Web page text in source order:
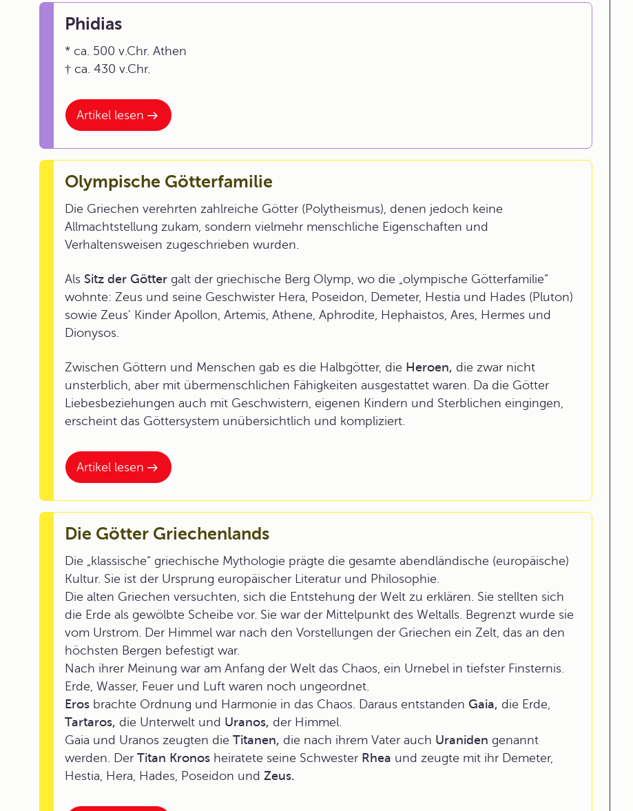
Artikel lesen
Phidias
* ca. 500 v.Chr. Athen
† ca. 430 v.Chr.
Artikel lesen
Olympische Götterfamilie
Die Griechen verehrten zahlreiche Götter (Polytheismus), denen jedoch keine
Allmachtstellung zukam, sondern vielmehr menschliche Eigenschaften und
Verhaltensweisen zugeschrieben wurden.
Als Sitz der Götter galt der griechische Berg Olymp, wo die „olympische Götterfamilie“
wohnte: Zeus und seine Geschwister Hera, Poseidon, Demeter, Hestia und Hades (Pluton)
sowie Zeus' Kinder Apollon, Artemis, Athene, Aphrodite, Hephaistos, Ares, Hermes und
Dionysos.
Zwischen Göttern und Menschen gab es die Halbgötter, die Heroen, die zwar nicht
unsterblich, aber mit übermenschlichen Fähigkeiten ausgestattet waren. Da die Götter
Liebesbeziehungen auch mit Geschwistern, eigenen Kindern und Sterblichen eingingen,
erscheint das Göttersystem unübersichtlich und kompliziert.
Die Götter Griechenlands
Die „klassische“ griechische Mythologie prägte die gesamte abendländische (europäische)
Kultur. Sie ist der Ursprung europäischer Literatur und Philosophie.
Die alten Griechen versuchten, sich die Entstehung der Welt zu erklären. Sie stellten sich
die Erde als gewölbte Scheibe vor. Sie war der Mittelpunkt des Weltalls. Begrenzt wurde sie
vom Urstrom. Der Himmel war nach den Vorstellungen der Griechen ein Zelt, das an den
höchsten Bergen befestigt war.
Nach ihrer Meinung war am Anfang der Welt das Chaos, ein Urnebel in tiefster Finsternis.
Erde, Wasser, Feuer und Luft waren noch ungeordnet.
Eros brachte Ordnung und Harmonie in das Chaos. Daraus entstanden Gaia, die Erde,
Tartaros, die Unterwelt und Uranos, der Himmel.
Gaia und Uranos zeugten die Titanen, die nach ihrem Vater auch Uraniden genannt
werden. Der Titan Kronos heiratete seine Schwester Rhea und zeugte mit ihr Demeter,
Hestia, Hera, Hades, Poseidon und Zeus.